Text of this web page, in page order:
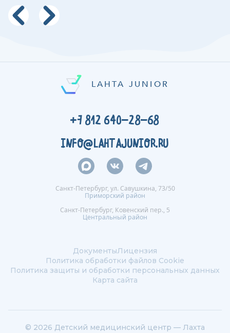
LAHTA JUNIOR
+7 812 640-28-68
INFO@LAHTAJUNIOR.RU
Санкт-Петербург, ул. Савушкина, 73/50
Приморский район
Санкт-Петербург, Ковенский пер., 5
Центральный район
ДокументыЛицензия
Политика обработки файлов Сookie
Политика защиты и обработки персональных данных
Карта сайта
© 2026 Детский медицинский центр — Лахта